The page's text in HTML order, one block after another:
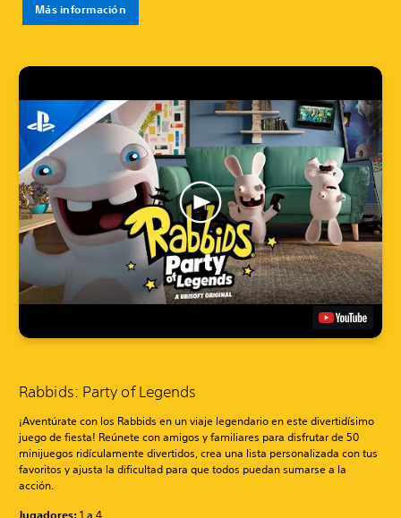
Más información
Rabbids: Party of Legends
¡Aventúrate con los Rabbids en un viaje legendario en este divertidísimo
juego de fiesta! Reúnete con amigos y familiares para disfrutar de 50
minijuegos ridículamente divertidos, crea una lista personalizada con tus
favoritos y ajusta la dificultad para que todos puedan sumarse a la
acción.
Jugadores:1 a 4